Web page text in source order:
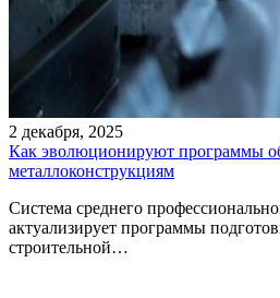
2 декабря, 2025
Как эволюционируют программы
металлоконструкциям
Система среднего
актуализирует программы
строительной…